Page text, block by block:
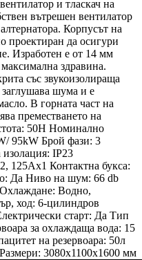
и тласкач на
вътрешен вентилатор
Корпусът на
проектиран да осигури
Изработен е от 14 мм
здравина.
със звукоизолираща
шума и е
В горната част на
преместването на
50H Номинално
95kW Брой фази: 3
IP23
125Ax1 Контактна букса:
Да Ниво на шум: 66 db
Водно,
ход: 6-цилиндров
старт: Да Тип
за охлаждаща вода: 15
на резервоара: 50л
3080х1100х1600 мм